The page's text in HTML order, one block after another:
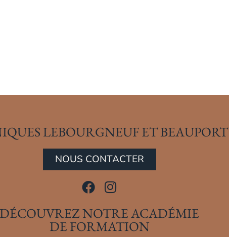
LEBOURGNEUF ET BEAUPORT
NOUS CONTACTER
DÉCOUVREZ NOTRE ACADÉMIE
DE FORMATION